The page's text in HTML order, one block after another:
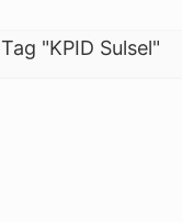
Tag "KPID Sulsel"